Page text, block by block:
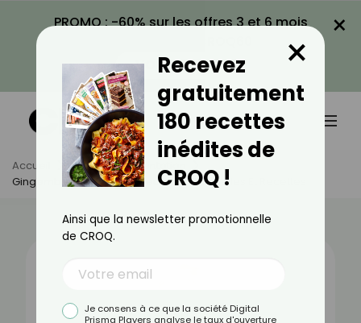
PROMO : -60% sur les offres 3 et 6 mois
VOIR LA PROMO
×
Accueil Actus
Alimentation
Gingembre : Bienfaits, Valeurs Nutritionnelles Et Recettes
Recevez
gratuitement
180 recettes
inédites de
CROQ !
×
Ainsi que la newsletter promotionnelle
de CROQ.
Je consens à ce que la société Digital
Prisma Players analyse le taux d'ouverture